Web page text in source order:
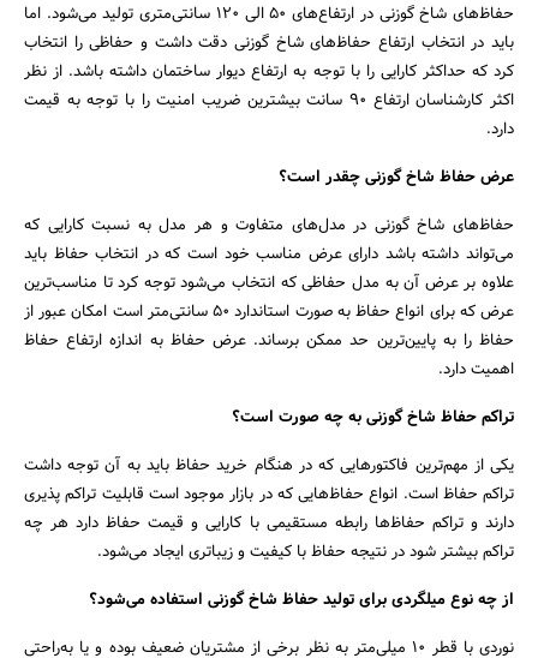
جستجو
حفاظ‌های شاخ گوزنی در ارتفاع‌های 50 الی 120 سانتی‌متری تولید می‌شود. اما
باید در انتخاب ارتفاع حفاظ‌های شاخ گوزنی دقت داشت و حفاظی را انتخاب
کرد که حداکثر کارایی را با توجه به ارتفاع دیوار ساختمان داشته باشد. از نظر
اکثر کارشناسان ارتفاع 90 سانت بیشترین ضریب امنیت را با توجه به قیمت
دارد.
عرض حفاظ شاخ گوزنی چقدر است؟
حفاظ‌های شاخ گوزنی در مدل‌های متفاوت و هر مدل به نسبت کارایی که
می‌تواند داشته باشد دارای عرض مناسب خود است که در انتخاب حفاظ باید
علاوه بر عرض آن به مدل حفاظی که انتخاب می‌شود توجه کرد تا مناسب‌ترین
عرض که برای انواع حفاظ به صورت استاندارد 50 سانتی‌متر است امکان عبور از
حفاظ را به پایین‌ترین حد ممکن برساند. عرض حفاظ به‌ اندازه ارتفاع حفاظ
اهمیت دارد.
تراکم حفاظ شاخ گوزنی به چه صورت است؟
یکی از مهم‌ترین فاکتورهایی که در هنگام خرید حفاظ باید به آن توجه داشت
تراکم حفاظ است. انواع حفاظ‌هایی که در بازار موجود است قابلیت تراکم پذیری
دارند و تراکم حفاظ‌ها رابطه مستقیمی با کارایی و قیمت حفاظ دارد هر چه
تراکم بیشتر شود در نتیجه حفاظ با کیفیت و زیباتری ایجاد می‌شود.
از چه نوع میلگردی برای تولید حفاظ شاخ گوزنی استفاده می‌شود؟
نوردی با قطر 10 میلی‌متر به نظر برخی از مشتریان ضعیف بوده و یا به‌راحتی